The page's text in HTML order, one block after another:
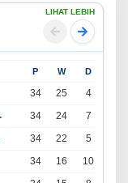
LIHAT LEBIH
P W D
34 25 4
34 24 7
34 22 5
34 16 10